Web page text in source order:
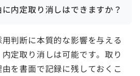
内定取り消しはできますか？
判断に本質的な影響を与える
定取り消しは可能です。取り
を書面で記録に残しておくこ